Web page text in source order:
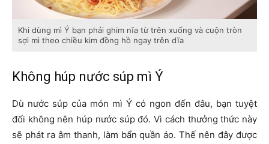
Khi dùng mì Ý bạn phải ghim nĩa từ trên xuống và cuộn tròn
sợi mì theo chiều kim đồng hồ ngay trên dĩa
Không húp nước súp mì Ý
Dù nước súp của món mì Ý có ngon đến đâu, bạn tuyệt
đối không nên húp nước súp đó. Vì cách thưởng thức này
sẽ phát ra âm thanh, làm bẩn quần áo. Thế nên đây được